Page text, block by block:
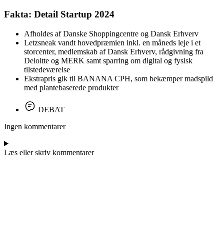
Fakta: Detail Startup 2024
Afholdes af Danske Shoppingcentre og Dansk Erhverv
Letzsneak vandt hovedpræmien inkl. en måneds leje i et
storcenter, medlemskab af Dansk Erhverv, rådgivning fra
Deloitte og MERK samt sparring om digital og fysisk
tilstedeværelse
Ekstrapris gik til BANANA CPH, som bekæmper madspild
med plantebaserede produkter
DEBAT
Ingen kommentarer
Læs eller skriv kommentarer